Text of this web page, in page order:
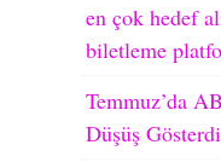
en çok hedef
biletleme
Temmuz’da
Düşüş Gösterdi